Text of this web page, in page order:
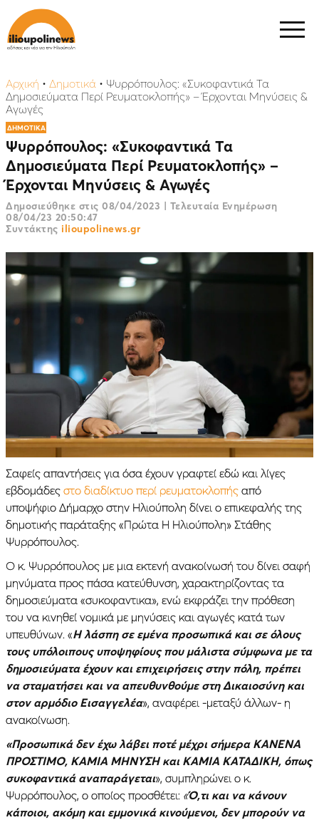
Αρχική • Δημοτικά • Ψυρρόπουλος: «Συκοφαντικά Τα
Δημοσιεύματα Περί Ρευματοκλοπής» – Έρχονται Μηνύσεις &
Αγωγές
ΔΗΜΟΤΙΚΑ
Ψυρρόπουλος: «Συκοφαντικά Τα
Δημοσιεύματα Περί Ρευματοκλοπής» –
Έρχονται Μηνύσεις & Αγωγές
Δημοσιεύθηκε στις 08/04/2023 | Τελευταία Ενημέρωση
08/04/23 20:50:47
Συντάκτης ilioupolinews.gr
Σαφείς απαντήσεις για όσα έχουν γραφτεί εδώ και λίγες
εβδομάδες στο διαδίκτυο περί ρευματοκλοπής από
υποψήφιο Δήμαρχο στην Ηλιούπολη δίνει ο επικεφαλής της
δημοτικής παράταξης «Πρώτα Η Ηλιούπολη» Στάθης
Ψυρρόπουλος.
Ο κ. Ψυρρόπουλος με μια εκτενή ανακοίνωσή του δίνει σαφή
μηνύματα προς πάσα κατεύθυνση, χαρακτηρίζοντας τα
δημοσιεύματα «συκοφαντικα», ενώ εκφράζει την πρόθεση
του να κινηθεί νομικά με μηνύσεις και αγωγές κατά των
υπευθύνων. «Η λάσπη σε εμένα προσωπικά και σε όλους
τους υπόλοιπους υποψηφίους που μάλιστα σύμφωνα με τα
δημοσιεύματα έχουν και επιχειρήσεις στην πόλη, πρέπει
να σταματήσει και να απευθυνθούμε στη Δικαιοσύνη και
στον αρμόδιο Εισαγγελέα», αναφέρει -μεταξύ άλλων- η
ανακοίνωση.
«Προσωπικά δεν έχω λάβει ποτέ μέχρι σήμερα ΚΑΝΕΝΑ
ΠΡΟΣΤΙΜΟ, ΚΑΜΙΑ ΜΗΝΥΣΗ και ΚΑΜΙΑ ΚΑΤΑΔΙΚΗ, όπως
συκοφαντικά αναπαράγεται», συμπληρώνει ο κ.
Ψυρρόπουλος, ο οποίος προσθέτει: «Ό,τι και να κάνουν
κάποιοι, ακόμη και εμμονικά κινούμενοι, δεν μπορούν να